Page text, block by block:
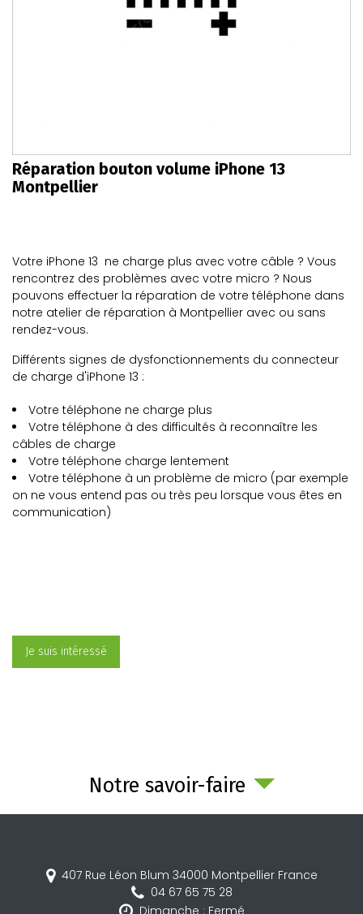
Réparation bouton volume iPhone 13
Montpellier
Votre iPhone 13 ne charge plus avec votre câble ? Vous
rencontrez des problèmes avec votre micro ? Nous
pouvons effectuer la réparation de votre téléphone dans
notre atelier de réparation à Montpellier avec ou sans
rendez-vous.
Différents signes de dysfonctionnements du connecteur
de charge d'iPhone 13 :
Votre téléphone ne charge plus
Votre téléphone à des difficultés à reconnaître les
câbles de charge
Votre téléphone charge lentement
Votre téléphone à un problème de micro (par exemple
on ne vous entend pas ou très peu lorsque vous êtes en
communication)
Je suis intéressé
Notre savoir-faire
407 Rue Léon Blum 34000 Montpellier France
04 67 65 75 28
Dimanche : Fermé